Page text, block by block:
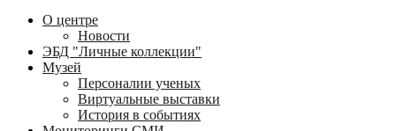
О центре
Новости
ЭБД "Личные коллекции"
Музей
Персоналии ученых
Виртуальные выставки
История в событиях